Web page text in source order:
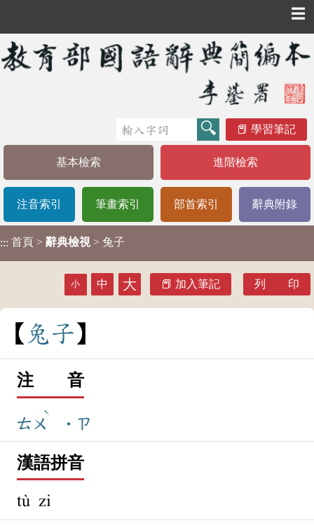
☰
學習筆記
基本檢索 進階檢索
注音索引 筆畫索引 部首索引 辭典附錄
::: 首頁 > 辭典檢視 > 兔子
小 中 大 加入筆記 列 印
兔子
注 音
ㄊㄨ
ˋ
˙ㄗ
漢語拼音
tù zi